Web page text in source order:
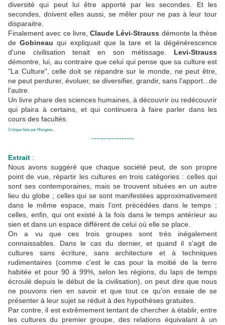
diversité qui peut lui être apporté par les secondes. Et les
secondes, doivent elles aussi, se mêler pour ne pas à leur tour
disparaitre.
Finalement avec ce livre, Claude Lévi-Strauss démonte la thèse
deGobineau qui expliquait que la tare et la dégénérescence
d'une civilisation tenait en son métissage. Levi-Strauss
démontre, lui, au contraire que celui qui pense que sa culture est
"La Culture", celle doit se répandre sur le monde, ne peut être,
ne peut perdurer, évoluer, se diversifier, grandir, sans l'apport...de
l'autre.
Un livre phare des sciences humaines, à découvrir ou redécouvrir
qui plaira à certains, et qui continuera à faire parler dans les
cours des facultés.
Critique faite par Morgane
-----------------
Extrait :
Nous avons suggéré que chaque société peut, de son propre
point de vue, répartir les cultures en trois catégories : celles qui
sont ses contemporaines, mais se trouvent situées en un autre
lieu du globe ; celles qui se sont manifestées approximativement
dans le même espace, mais l'ont précédées dans le temps ;
celles, enfin, qui ont existé à la fois dans le temps antérieur au
sien et dans un espace différent de celui où elle se place.
On a vu que ces trois groupes sont très inégalement
connaissables. Dans le cas du dernier, et quand il s'agit de
cultures sans écriture, sans architecture et à techniques
rudimentaires (comme c'est le cas pour la moitié de la terre
habitée et pour 90 à 99%, selon les régions, du laps de temps
écroulé depuis le début de la civilisation), on peut dire que nous
ne pouvons rien en savoir et que tout ce qu'on essaie de se
présenter à leur sujet se réduit à des hypothèses gratuites.
Par contre, il est extrêmement tentant de chercher à établir, entre
les cultures du premier groupe, des relations équivalant à un